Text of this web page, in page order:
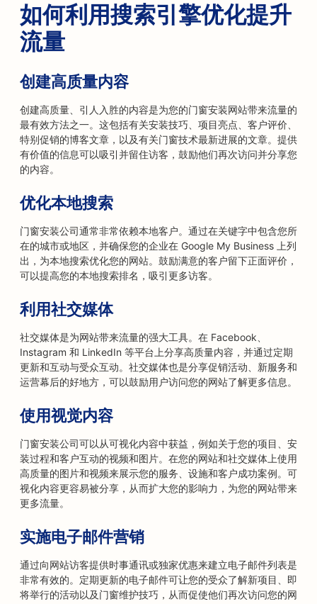
如何利用搜索引擎优化提升
流量
创建高质量内容
创建高质量、引人入胜的内容是为您的门窗安装网站带来流量的
最有效方法之一。这包括有关安装技巧、项目亮点、客户评价、
特别促销的博客文章，以及有关门窗技术最新进展的文章。提供
有价值的信息可以吸引并留住访客，鼓励他们再次访问并分享您
的内容。
优化本地搜索
门窗安装公司通常非常依赖本地客户。通过在关键字中包含您所
在的城市或地区，并确保您的企业在 Google My Business 上列
出，为本地搜索优化您的网站。鼓励满意的客户留下正面评价，
可以提高您的本地搜索排名，吸引更多访客。
利用社交媒体
社交媒体是为网站带来流量的强大工具。在 Facebook、
Instagram 和 LinkedIn 等平台上分享高质量内容，并通过定期
更新和互动与受众互动。社交媒体也是分享促销活动、新服务和
运营幕后的好地方，可以鼓励用户访问您的网站了解更多信息。
使用视觉内容
门窗安装公司可以从可视化内容中获益，例如关于您的项目、安
装过程和客户互动的视频和图片。在您的网站和社交媒体上使用
高质量的图片和视频来展示您的服务、设施和客户成功案例。可
视化内容更容易被分享，从而扩大您的影响力，为您的网站带来
更多流量。
实施电子邮件营销
通过向网站访客提供时事通讯或独家优惠来建立电子邮件列表是
非常有效的。定期更新的电子邮件可让您的受众了解新项目、即
将举行的活动以及门窗维护技巧，从而促使他们再次访问您的网